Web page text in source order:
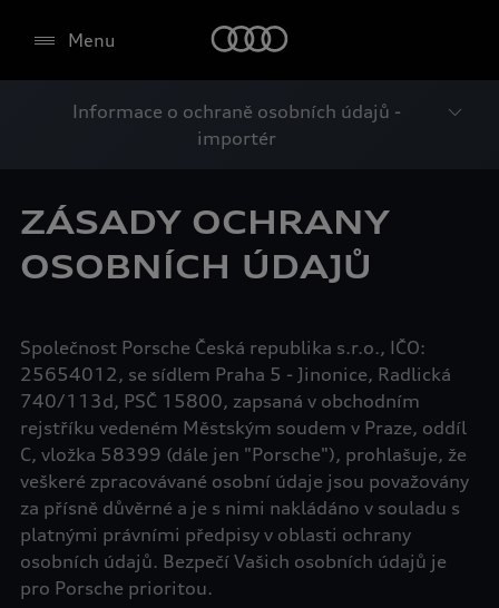
Menu
Informace o ochraně osobních údajů -
importér
ZÁSADY OCHRANY
OSOBNÍCH ÚDAJŮ
Společnost Porsche Česká republika s.r.o., IČO:
25654012, se sídlem Praha 5 - Jinonice, Radlická
740/113d, PSČ 15800, zapsaná v obchodním
rejstříku vedeném Městským soudem v Praze, oddíl
C, vložka 58399 (dále jen "Porsche"), prohlašuje, že
veškeré zpracovávané osobní údaje jsou považovány
za přísně důvěrné a je s nimi nakládáno v souladu s
platnými právními předpisy v oblasti ochrany
osobních údajů. Bezpečí Vašich osobních údajů je
pro Porsche prioritou.